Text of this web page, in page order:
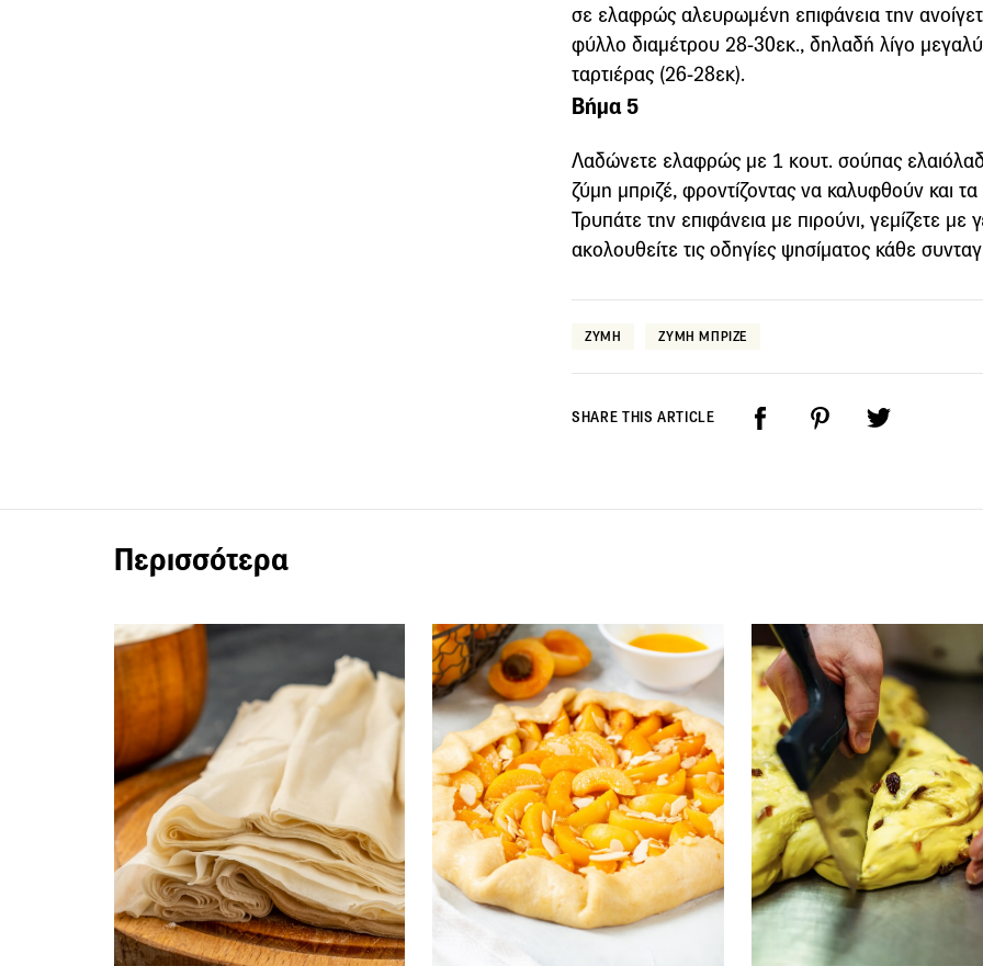
σε ελαφρώς αλευρωμένη επιφάνεια την
φύλλο διαμέτρου 28-30εκ., δηλαδή λίγο
ταρτιέρας (26-28εκ).
Βήμα 5
Λαδώνετε ελαφρώς με 1 κουτ. σούπας
ζύμη μπριζέ, φροντίζοντας να καλυφθούν και τα
Τρυπάτε την επιφάνεια με πιρούνι, γεμίζετε με
ακολουθείτε τις οδηγίες ψησίματος κάθε
ΖΥΜΗ ΖΥΜΗ ΜΠΡΙΖΕ
SHARE THIS ARTICLE
Περισσότερα